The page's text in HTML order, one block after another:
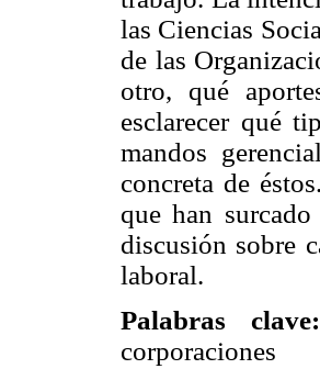
las Ciencias
de las
otro, qué
esclarecer qué
mandos
concreta de
que han
discusión sobre
laboral.
Palabras clave:
corporaciones